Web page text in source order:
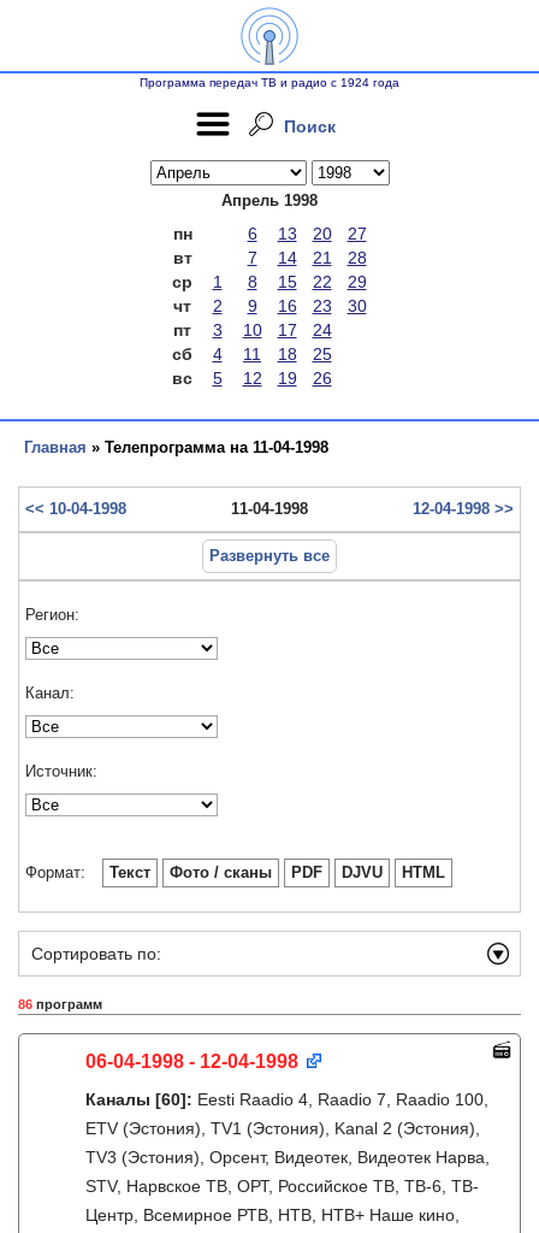
Программа передач ТВ и радио с 1924 года
Поиск
Апрель 1998
пн 6 13 20
27
вт
7 14 21
28
ср
1 8 15 22
29
чт
2 9 16 23
30
пт
3 10 17
24
сб
4 11 18
25
вс
5 12 19 26
Главная » Телепрограмма на 11-04-1998
<< 10-04-1998 11-04-1998 12-04-1998 >>
Развернуть все
Регион:
Канал:
Источник:
Формат: Текст Фото / сканы PDF DJVU HTML
Сортировать по:
86 программ
06-04-1998 - 12-04-1998
Каналы [60]: Eesti Raadio 4, Raadio 7, Raadio 100,
ETV (Эстония), TV1 (Эстония), Kanal 2 (Эстония),
TV3 (Эстония), Орсент, Видеотек, Видеотек Нарва,
STV, Нарвское ТВ, ОРТ, Российское ТВ, ТВ-6, ТВ-
Центр, Всемирное РТВ, НТВ, НТВ+ Наше кино,